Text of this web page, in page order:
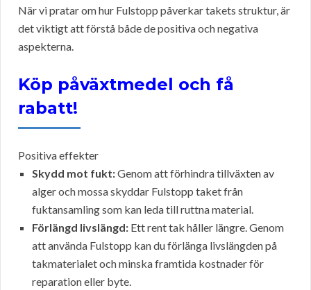
När vi pratar om hur Fulstopp påverkar takets struktur, är
det viktigt att förstå både de positiva och negativa
aspekterna.
Köp påväxtmedel och få
rabatt!
Positiva effekter
Skydd mot fukt:Genom att förhindra tillväxten av
alger och mossa skyddar Fulstopp taket från
fuktansamling som kan leda till ruttna material.
Förlängd livslängd: Ett rent tak håller längre. Genom
att använda Fulstopp kan du förlänga livslängden på
takmaterialet och minska framtida kostnader för
reparation eller byte.